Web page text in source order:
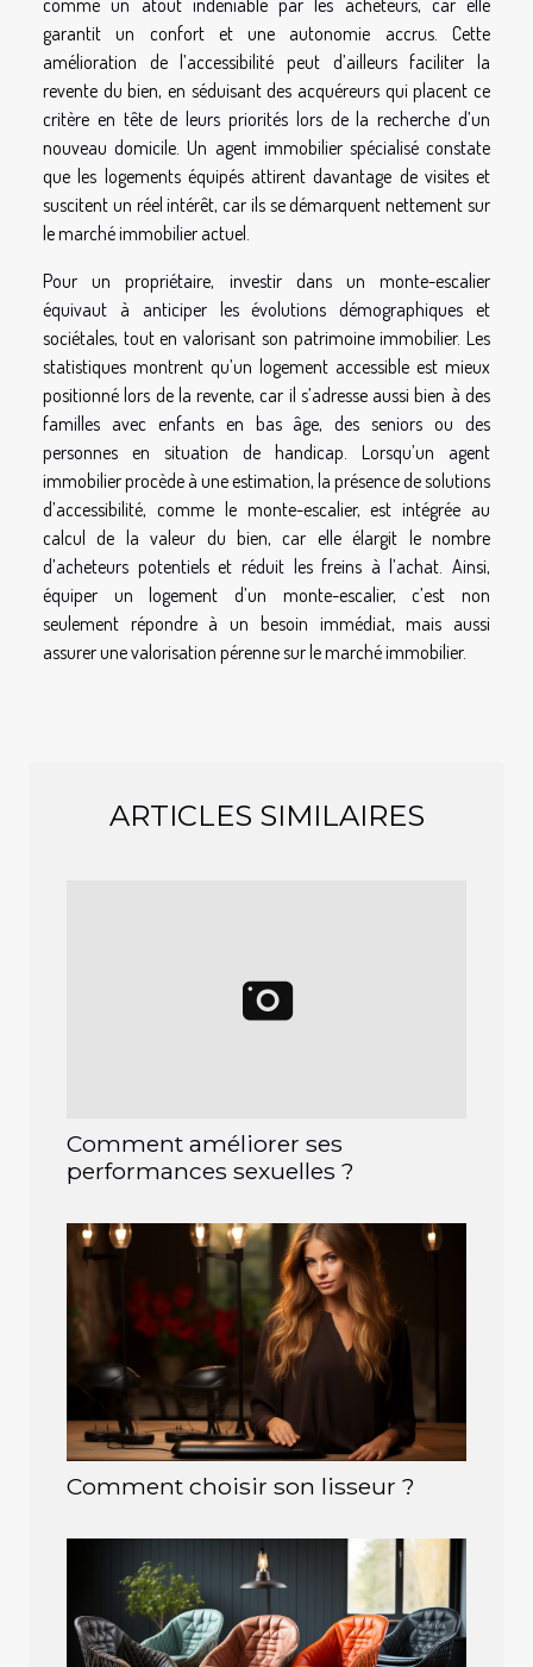
garantit un confort et une autonomie accrus. Cette
amélioration de l’accessibilité peut d’ailleurs faciliter la
revente du bien, en séduisant des acquéreurs qui placent ce
critère en tête de leurs priorités lors de la recherche d’un
nouveau domicile. Un agent immobilier spécialisé constate
que les logements équipés attirent davantage de visites et
suscitent un réel intérêt, car ils se démarquent nettement sur
le marché immobilier actuel.
Pour un propriétaire, investir dans un monte-escalier
équivaut à anticiper les évolutions démographiques et
sociétales, tout en valorisant son patrimoine immobilier. Les
statistiques montrent qu’un logement accessible est mieux
positionné lors de la revente, car il s’adresse aussi bien à des
familles avec enfants en bas âge, des seniors ou des
personnes en situation de handicap. Lorsqu’un agent
immobilier procède à une estimation, la présence de solutions
d’accessibilité, comme le monte-escalier, est intégrée au
calcul de la valeur du bien, car elle élargit le nombre
d’acheteurs potentiels et réduit les freins à l’achat. Ainsi,
équiper un logement d’un monte-escalier, c’est non
seulement répondre à un besoin immédiat, mais aussi
assurer une valorisation pérenne sur le marché immobilier.
ARTICLES SIMILAIRES
Comment améliorer ses
performances sexuelles ?
Comment choisir son lisseur ?